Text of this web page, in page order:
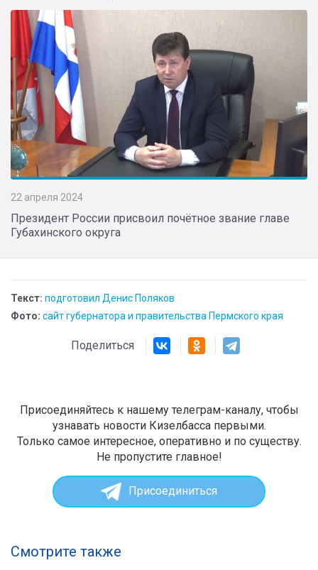
22 апреля 2024
Президент России присвоил почётное звание главе
Губахинского округа
Текст: подготовил Денис Поляков
Фото: сайт губернатора и правительства Пермского края
Поделиться
Присоединяйтесь к нашему телеграм-каналу, чтобы
узнавать новости Кизелбасса первыми.
Только самое интересное, оперативно и по существу.
Не пропустите главное!
Присоединиться
Смотрите также